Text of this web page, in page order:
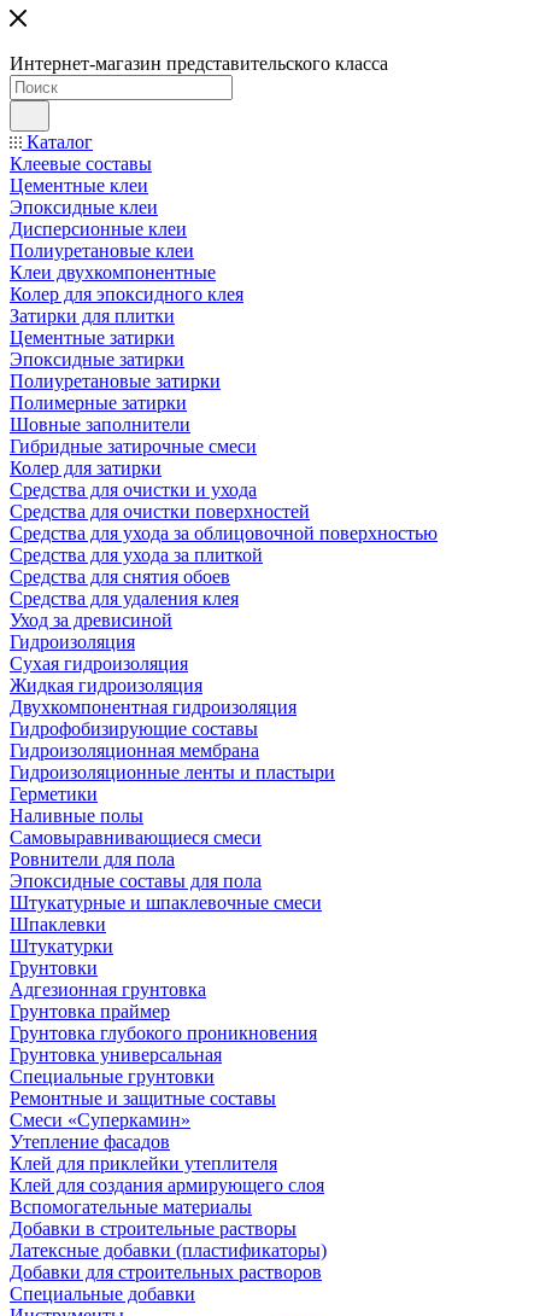
Интернет-магазин представительского класса
Каталог
Клеевые составы
Цементные клеи
Эпоксидные клеи
Дисперсионные клеи
Полиуретановые клеи
Клеи двухкомпонентные
Колер для эпоксидного клея
Затирки для плитки
Цементные затирки
Эпоксидные затирки
Полиуретановые затирки
Полимерные затирки
Шовные заполнители
Гибридные затирочные смеси
Колер для затирки
Средства для очистки и ухода
Средства для очистки поверхностей
Средства для ухода за облицовочной поверхностью
Средства для ухода за плиткой
Средства для снятия обоев
Средства для удаления клея
Уход за древисиной
Гидроизоляция
Сухая гидроизоляция
Жидкая гидроизоляция
Двухкомпонентная гидроизоляция
Гидрофобизирующие составы
Гидроизоляционная мембрана
Гидроизоляционные ленты и пластыри
Герметики
Наливные полы
Самовыравнивающиеся смеси
Ровнители для пола
Эпоксидные составы для пола
Штукатурные и шпаклевочные смеси
Шпаклевки
Штукатурки
Грунтовки
Адгезионная грунтовка
Грунтовка праймер
Грунтовка глубокого проникновения
Грунтовка универсальная
Специальные грунтовки
Ремонтные и защитные составы
Смеси «Суперкамин»
Утепление фасадов
Клей для приклейки утеплителя
Клей для создания армирующего слоя
Вспомогательные материалы
Добавки в строительные растворы
Латексные добавки (пластификаторы)
Добавки для строительных растворов
Специальные добавки